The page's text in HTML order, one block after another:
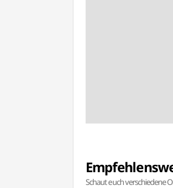
Schaut euch verschiedene